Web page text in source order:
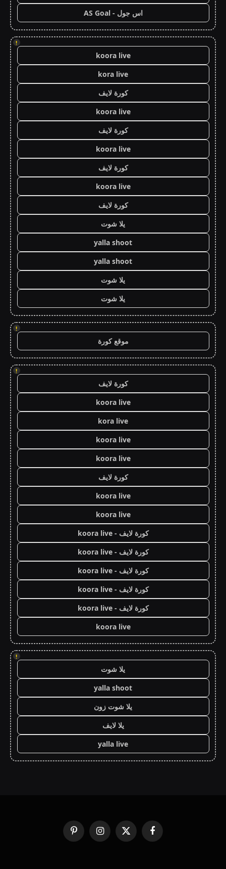
اس جول - AS Goal
!
koora live
kora live
كورة لايف
koora live
كورة لايف
koora live
كورة لايف
koora live
كورة لايف
يلا شوت
yalla shoot
yalla shoot
يلا شوت
يلا شوت
!
موقع كورة
!
كورة لايف
koora live
kora live
koora live
koora live
كورة لايف
koora live
koora live
كورة لايف - koora live
كورة لايف - koora live
كورة لايف - koora live
كورة لايف - koora live
كورة لايف - koora live
koora live
!
يلا شوت
yalla shoot
يلا شوت زون
يلا لايف
yalla live
فيسبوك
X
(Twitter)
الانستغرامبينتيريست